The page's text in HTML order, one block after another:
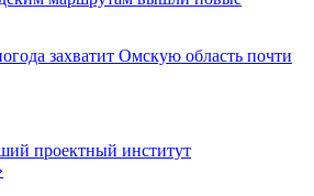
захватит Омскую область почти
проектный институт